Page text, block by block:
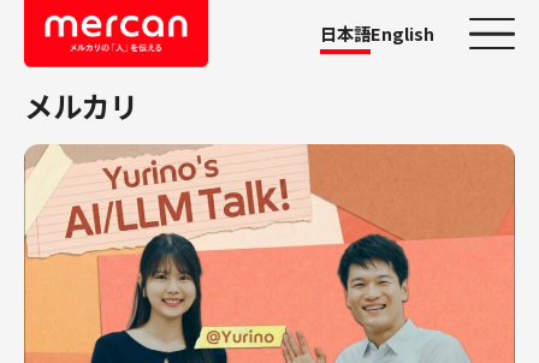
日本語English
カテゴリーから探す
会社・事業
鹿島アントラーズ
メルカリ
メルペイ
メルカリ